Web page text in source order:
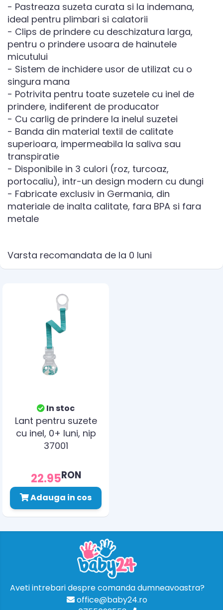
- Pastreaza suzeta curata si la indemana,
ideal pentru plimbari si calatorii
- Clips de prindere cu deschizatura larga,
pentru o prindere usoara de hainutele
micutului
- Sistem de inchidere usor de utilizat cu o
singura mana
- Potrivita pentru toate suzetele cu inel de
prindere, indiferent de producator
- Cu carlig de prindere la inelul suzetei
- Banda din material textil de calitate
superioara, impermeabila la saliva sau
transpiratie
- Disponibile in 3 culori (roz, turcoaz,
portocaliu), intr-un design modern cu dungi
- Fabricate exclusiv in Germania, din
materiale de inalta calitate, fara BPA si fara
metale
Varsta recomandata de la 0 luni
In stoc
Lant pentru suzete
cu inel, 0+ luni, nip
37001
22.95RON
Adauga in cos
Aveti intrebari despre comanda dumneavoastra?
office@baby24.ro